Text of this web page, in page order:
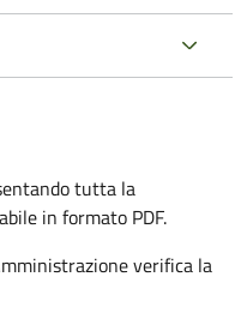
tutta la
in formato PDF.
verifica la